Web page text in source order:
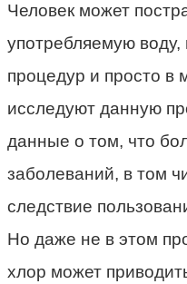
Человек может
употребляемую
процедур и просто в
исследуют данную
данные о том, что
заболеваний, в том
следствие
Но даже не в этом
хлор может